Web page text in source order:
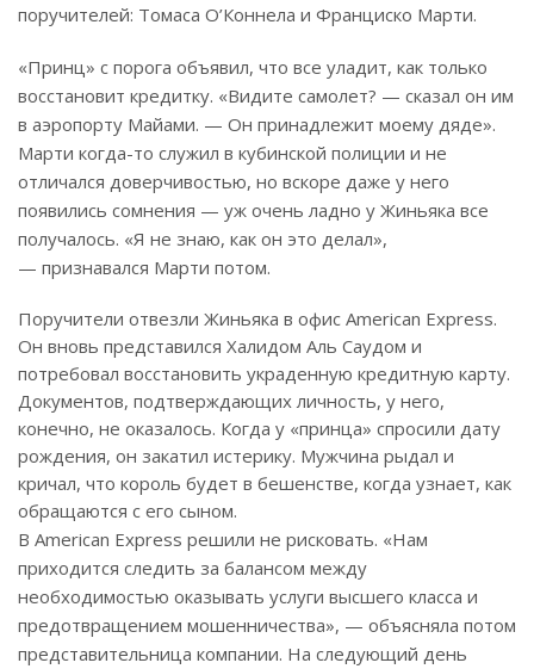
поручителей: Томаса О’Коннела и Франциско Марти.
«Принц» с порога объявил, что все уладит, как только
восстановит кредитку. «Видите самолет? — сказал он им
в аэропорту Майами. — Он принадлежит моему дяде».
Марти когда-то служил в кубинской полиции и не
отличался доверчивостью, но вскоре даже у него
появились сомнения — уж очень ладно у Жиньяка все
получалось. «Я не знаю, как он это делал»,
— признавался Марти потом.
Поручители отвезли Жиньяка в офис American Express.
Он вновь представился Халидом Аль Саудом и
потребовал восстановить украденную кредитную карту.
Документов, подтверждающих личность, у него,
конечно, не оказалось. Когда у «принца» спросили дату
рождения, он закатил истерику. Мужчина рыдал и
кричал, что король будет в бешенстве, когда узнает, как
обращаются с его сыном.
В American Express решили не рисковать. «Нам
приходится следить за балансом между
необходимостью оказывать услуги высшего класса и
предотвращением мошенничества», — объясняла потом
представительница компании. На следующий день